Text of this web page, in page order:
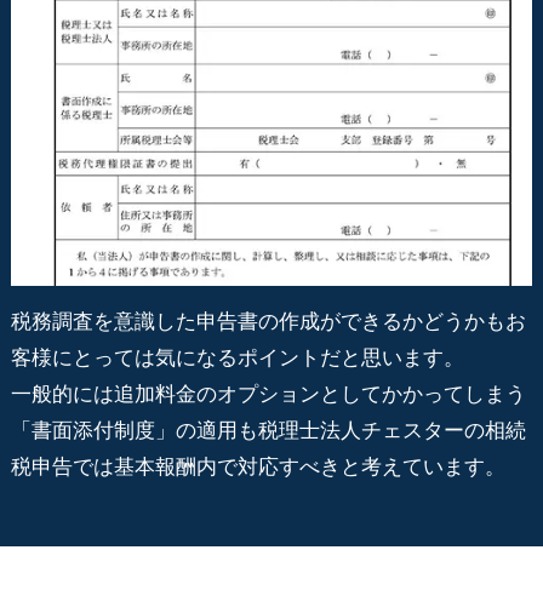
税務調査を意識した申告書の作成ができるかどうかもお
客様にとっては気になるポイントだと思います。
一般的には追加料金のオプションとしてかかってしまう
「書面添付制度」の適用も税理士法人チェスターの相続
税申告では基本報酬内で対応すべきと考えています。